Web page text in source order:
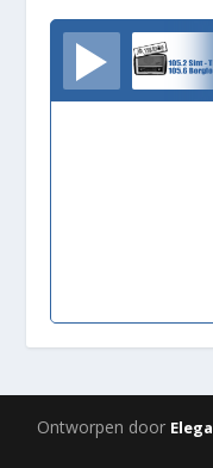
Ontworpen door